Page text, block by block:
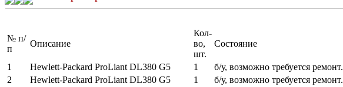
№ п/
п
Описание
Кол-
во,
шт.
Состояние
1 Hewlett-Packard ProLiant DL380 G5 1
б/у, возможно требуется ремонт.
2
Hewlett-Packard ProLiant DL380 G5 1 б/у, возможно требуется ремонт.